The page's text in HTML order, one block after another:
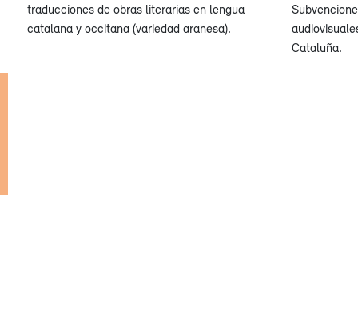
traducciones de obras literarias en lengua
catalana y occitana (variedad aranesa).
Cataluña.